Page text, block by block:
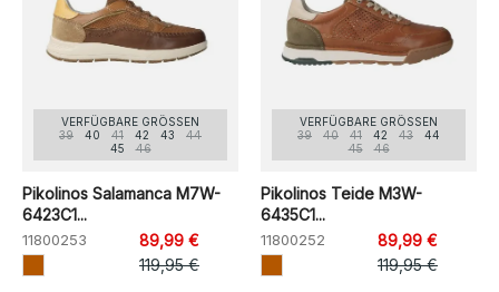
VERFÜGBARE GRÖSSEN
39
40 41 42 43
44
45
46
Pikolinos Salamanca M7W-
6423C1...
11800253
89,99 €
119,95 €
VERFÜGBARE GRÖSSEN
39
40 41 42 43
44
45
46
Pikolinos Teide M3W-
6435C1...
11800252
89,99 €
119,95 €